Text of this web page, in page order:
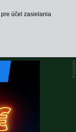
pre účel zasielania